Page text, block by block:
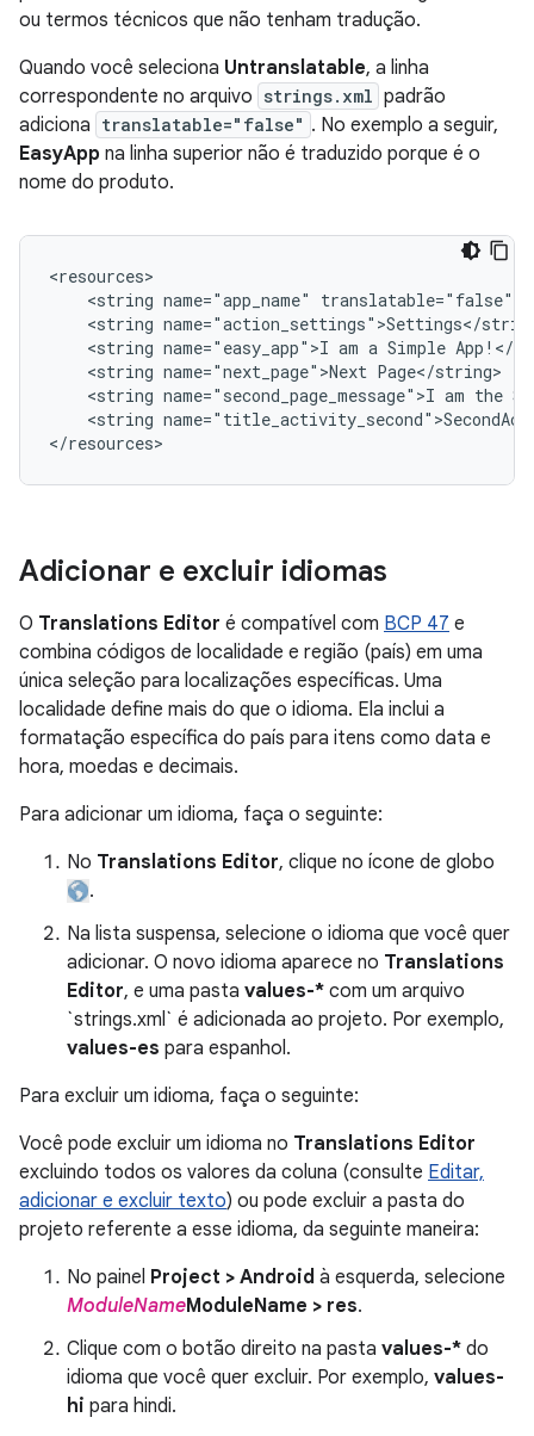
ou termos técnicos que não tenham tradução.
Quando você seleciona Untranslatable, a linha
correspondente no arquivo strings.xml padrão
adiciona translatable="false" . No exemplo a seguir,
EasyApp na linha superior não é traduzido porque é o
nome do produto.
<string name="app_name"
<string
<string name="easy_app">I am a Simple
<string name="next_page">Next
<string name="second_page_message">I am the
<string
Adicionar e excluir idiomas
O Translations Editor é compatível com BCP 47 e
combina códigos de localidade e região (país) em uma
única seleção para localizações específicas. Uma
localidade define mais do que o idioma. Ela inclui a
formatação específica do país para itens como data e
hora, moedas e decimais.
Para adicionar um idioma, faça o seguinte:
No Translations Editor, clique no ícone de globo
.
Na lista suspensa, selecione o idioma que você quer
adicionar. O novo idioma aparece no Translations
Editor, e uma pasta values-* com um arquivo
`strings.xml` é adicionada ao projeto. Por exemplo,
values-es para espanhol.
Para excluir um idioma, faça o seguinte:
Você pode excluir um idioma no Translations Editor
excluindo todos os valores da coluna (consulte Editar,
adicionar e excluir texto) ou pode excluir a pasta do
projeto referente a esse idioma, da seguinte maneira:
No painel Project > Android à esquerda, selecione
ModuleNameModuleName > res.
Clique com o botão direito na pasta values-* do
idioma que você quer excluir. Por exemplo, values-
hi para hindi.